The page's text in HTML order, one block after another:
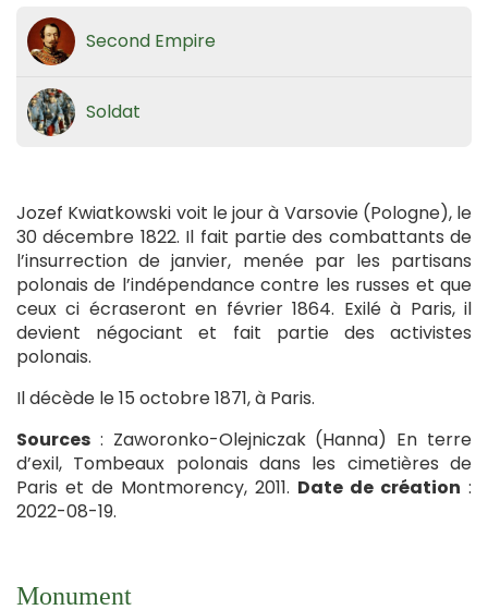
Second Empire
Soldat
Jozef Kwiatkowski voit le jour à Varsovie (Pologne), le
30 décembre 1822. Il fait partie des combattants de
l’insurrection de janvier, menée par les partisans
polonais de l’indépendance contre les russes et que
ceux ci écraseront en février 1864. Exilé à Paris, il
devient négociant et fait partie des activistes
polonais.
Il décède le 15 octobre 1871, à Paris.
Sources : Zaworonko-Olejniczak (Hanna) En terre
d’exil, Tombeaux polonais dans les cimetières de
Paris et de Montmorency, 2011. Date de création :
2022-08-19.
Monument